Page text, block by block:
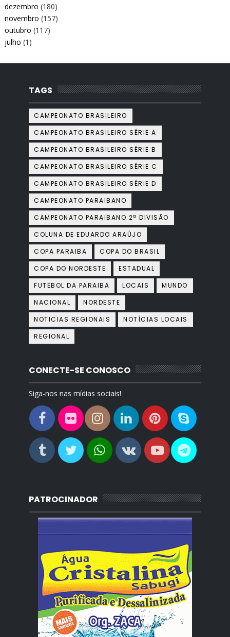
dezembro (180)
novembro (157)
outubro (117)
julho (1)
TAGS
CAMPEONATO BRASILEIRO
CAMPEONATO BRASILEIRO SÉRIE A
CAMPEONATO BRASILEIRO SÉRIE B
CAMPEONATO BRASILEIRO SÉRIE C
CAMPEONATO BRASILEIRO SÉRIE D
CAMPEONATO PARAIBANO
CAMPEONATO PARAIBANO 2ª DIVISÃO
COLUNA DE EDUARDO ARAÚJO
COPA PARAIBA
COPA DO BRASIL
COPA DO NORDESTE
ESTADUAL
FUTEBOL DA PARAIBA
LOCAIS
MUNDO
NACIONAL
NORDESTE
NOTICIAS REGIONAIS
NOTÍCIAS LOCAIS
REGIONAL
CONECTE-SE CONOSCO
Siga-nos nas mídias sociais!
PATROCINADOR